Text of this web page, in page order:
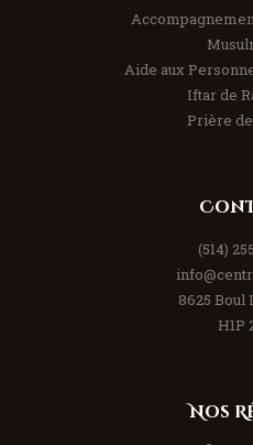
Aide aux
Iftar de
Prière
(514)
8625 Boul
H1P
Nos